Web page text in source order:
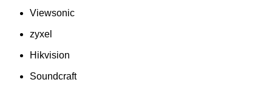
Viewsonic
zyxel
Hikvision
Soundcraft